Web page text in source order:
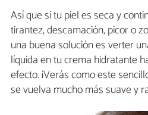
Así que si tu piel es seca y
tirantez, descamación, picor o
una buena solución es verter
líquida en tu crema hidratante
efecto. ¡Verás como este
se vuelva mucho más suave y